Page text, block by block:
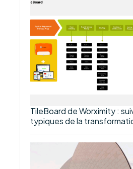
TileBoard de Worximity :
typiques de la